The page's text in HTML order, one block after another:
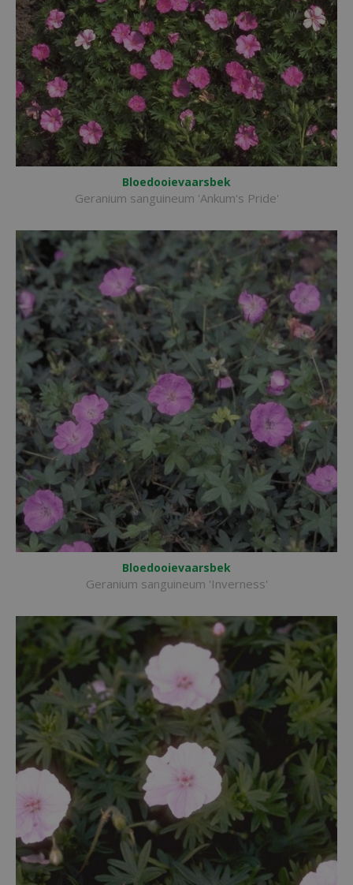
Bloedooievaarsbek
Geranium sanguineum 'Ankum's Pride'
Bloedooievaarsbek
Geranium sanguineum 'Inverness'